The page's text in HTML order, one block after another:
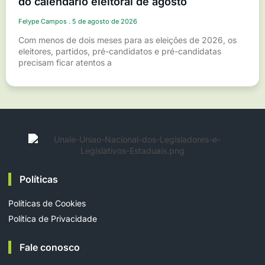
Felype Campos 5 de agosto de 2026
Com menos de dois meses para as eleições de 2026, os
eleitores, partidos, pré-candidatos e pré-candidatas
precisam ficar atentos a
Políticas
Políticas de Cookies
Política de Privacidade
Fale conosco